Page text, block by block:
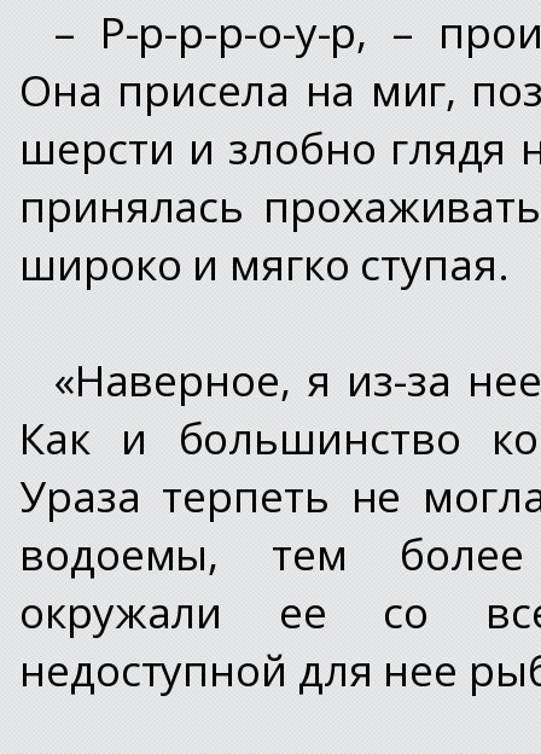
– Р-р-р-р-о-у-р, –
Она присела на миг,
шерсти и злобно глядя
принялась
широко и мягко ступая.
«Наверное, я из-за
Как и большинство
Ураза терпеть не
водоемы, тем
окружали ее со
недоступной для нее